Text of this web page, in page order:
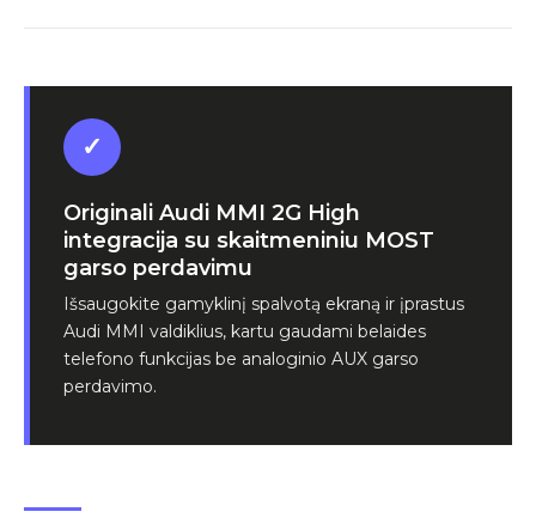
✓
Originali Audi MMI 2G High
integracija su skaitmeniniu MOST
garso perdavimu
Išsaugokite gamyklinį spalvotą ekraną ir įprastus
Audi MMI valdiklius, kartu gaudami belaides
telefono funkcijas be analoginio AUX garso
perdavimo.